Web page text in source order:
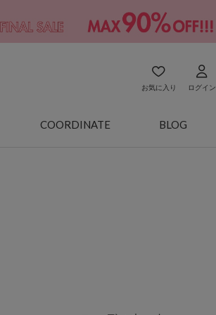
お気に入り ログイン
COORDINATE BLOG